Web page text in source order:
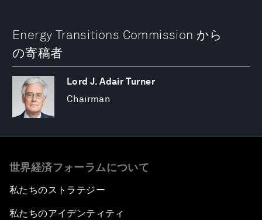
Energy Transitions Commission から
の寄稿者
Lord J. Adair Turner
Chairman
世界経済フォーラムについて
私たちのストラテジー
私たちのアイデンティティ